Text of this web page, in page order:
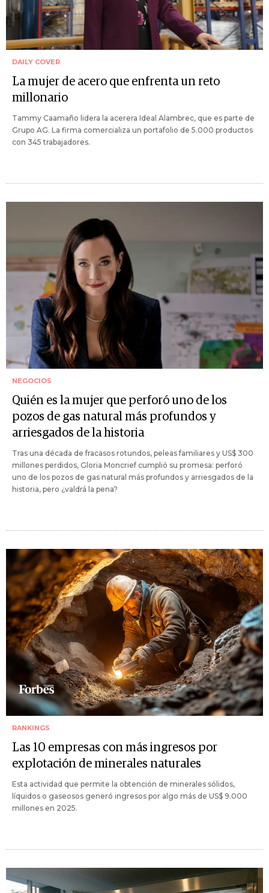
DAILY COVER
La mujer de acero que enfrenta un reto
millonario
Tammy Caamaño lidera la acerera Ideal Alambrec, que es parte de
Grupo AG. La firma comercializa un portafolio de 5.000 productos
con 345 trabajadores.
NEGOCIOS
Quién es la mujer que perforó uno de los
pozos de gas natural más profundos y
arriesgados de la historia
Tras una década de fracasos rotundos, peleas familiares y US$ 300
millones perdidos, Gloria Moncrief cumplió su promesa: perforó
uno de los pozos de gas natural más profundos y arriesgados de la
historia, pero ¿valdrá la pena?
RANKINGS
Las 10 empresas con más ingresos por
explotación de minerales naturales
Esta actividad que permite la obtención de minerales sólidos,
líquidos o gaseosos generó ingresos por algo más de US$ 9.000
millones en 2025.